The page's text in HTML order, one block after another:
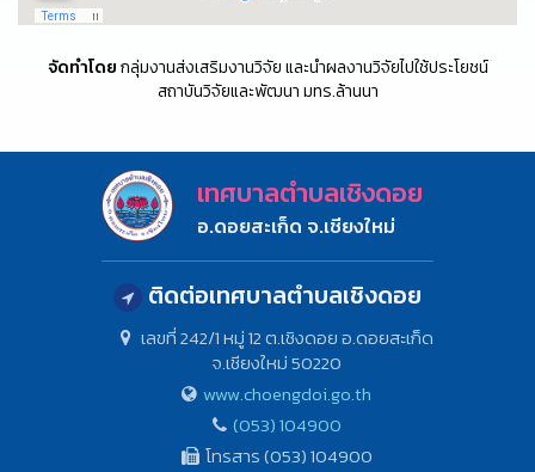
จัดทำโดยกลุ่มงานส่งเสริมงานวิจัย และนำผลงานวิจัยไปใช้ประโยชน์
สถาบันวิจัยและพัฒนา มทร.ล้านนา
เทศบาลตำบลเชิงดอย
อ.ดอยสะเก็ด จ.เชียงใหม่
ติดต่อเทศบาลตำบลเชิงดอย
เลขที่ 242/1 หมู่ 12 ต.เชิงดอย อ.ดอยสะเก็ด
จ.เชียงใหม่ 50220
www.choengdoi.go.th
(053) 104900
โทรสาร (053) 104900